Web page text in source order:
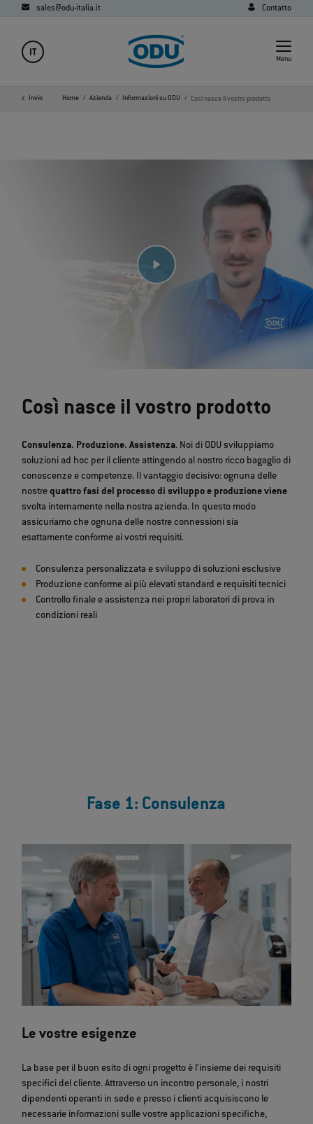
sales@odu-italia.it Contatto
IT
Menu
Invio Home Azienda Informazioni su ODU Così nasce il vostro prodotto
Così nasce il vostro prodotto
Consulenza. Produzione. Assistenza. Noi di ODU sviluppiamo
soluzioni ad hoc per il cliente attingendo al nostro ricco bagaglio di
conoscenze e competenze. Il vantaggio decisivo: ognuna delle
nostrequattro fasi del processo di sviluppo e produzione viene
svolta internamente nella nostra azienda. In questo modo
assicuriamo che ognuna delle nostre connessioni sia
esattamente conforme ai vostri requisiti.
Consulenza personalizzata e sviluppo di soluzioni esclusive
Produzione conforme ai più elevati standard e requisiti tecnici
Controllo finale e assistenza nei propri laboratori di prova in
condizioni reali
Fase 1: Consulenza
Le vostre esigenze
La base per il buon esito di ogni progetto è l’insieme dei requisiti
specifici del cliente. Attraverso un incontro personale, i nostri
dipendenti operanti in sede e presso i clienti acquisiscono le
necessarie informazioni sulle vostre applicazioni specifiche,